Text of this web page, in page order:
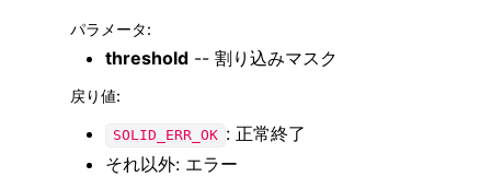
パラメータ:
threshold -- 割り込みマスク
戻り値:
SOLID_ERR_OK : 正常終了
それ以外: エラー